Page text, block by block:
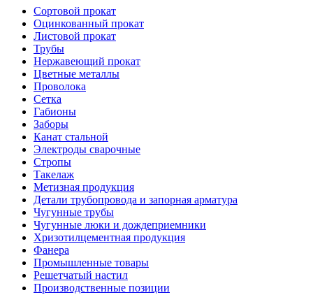
Сортовой прокат
Оцинкованный прокат
Листовой прокат
Трубы
Нержавеющий прокат
Цветные металлы
Проволока
Сетка
Габионы
Заборы
Канат стальной
Электроды сварочные
Стропы
Такелаж
Метизная продукция
Детали трубопровода и запорная арматура
Чугунные трубы
Чугунные люки и дождеприемники
Хризотилцементная продукция
Фанера
Промышленные товары
Решетчатый настил
Производственные позиции